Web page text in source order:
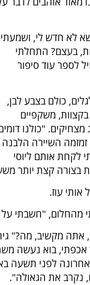
לא חדש לי, ושמעתי
בעצם? התחלתי
לספר עוד סיפור
כולם בצבע לבן,
משקפיים
"כולנו
זמזמה השיירה הלבנה
לקחת אותם ליוסי
בצורה קצת יותר
עוז.
מהחלום, "חשבתי
אתה מקשיב, מה?"
בוא נעשה
לפני תשעה
נקרב את הגאולה".